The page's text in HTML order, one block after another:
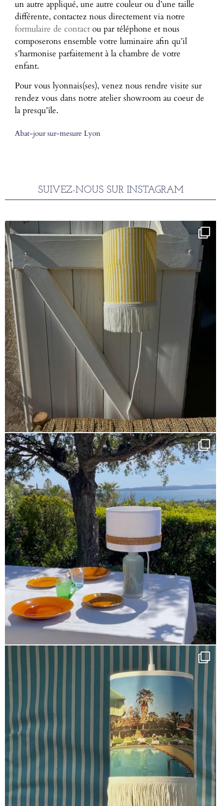
un autre appliqué, une autre couleur ou d’une taille
différente, contactez nous directement via notre
formulaire de contact ou par téléphone et nous
composerons ensemble votre luminaire afin qu’il
s’harmonise parfaitement à la chambre de votre
enfant.
Pour vous lyonnais(ses), venez nous rendre visite sur
rendez vous dans notre atelier showroom au coeur de
la presqu’île.
Abat-jour sur-mesure Lyon
SUIVEZ-NOUS SUR INSTAGRAM